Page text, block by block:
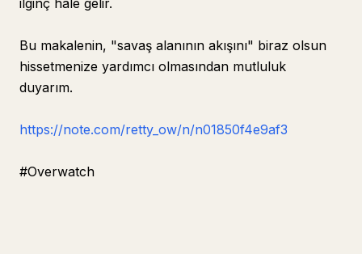
ilginç hale gelir.
Bu makalenin, "savaş alanının akışını" biraz olsun
hissetmenize yardımcı olmasından mutluluk
duyarım.
https://note.com/retty_ow/n/n01850f4e9af3
#Overwatch